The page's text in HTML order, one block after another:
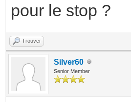
pour le stop ?
Trouver
Silver60
Senior Member